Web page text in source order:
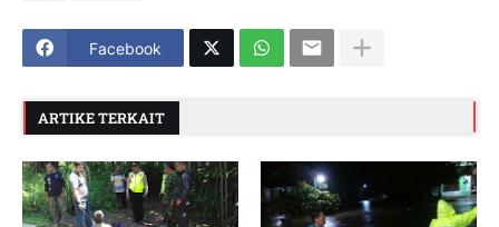
Facebook
ARTIKE TERKAIT